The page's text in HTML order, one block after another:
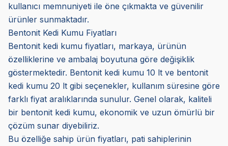
kullanıcı memnuniyeti ile öne çıkmakta ve güvenilir
ürünler sunmaktadır.
Bentonit Kedi Kumu Fiyatları
Bentonit kedi kumu fiyatları, markaya, ürünün
özelliklerine ve ambalaj boyutuna göre değişiklik
göstermektedir. Bentonit kedi kumu 10 lt ve bentonit
kedi kumu 20 lt gibi seçenekler, kullanım süresine göre
farklı fiyat aralıklarında sunulur. Genel olarak, kaliteli
bir bentonit kedi kumu, ekonomik ve uzun ömürlü bir
çözüm sunar diyebiliriz.
Bu özelliğe sahip ürün fiyatları, pati sahiplerinin